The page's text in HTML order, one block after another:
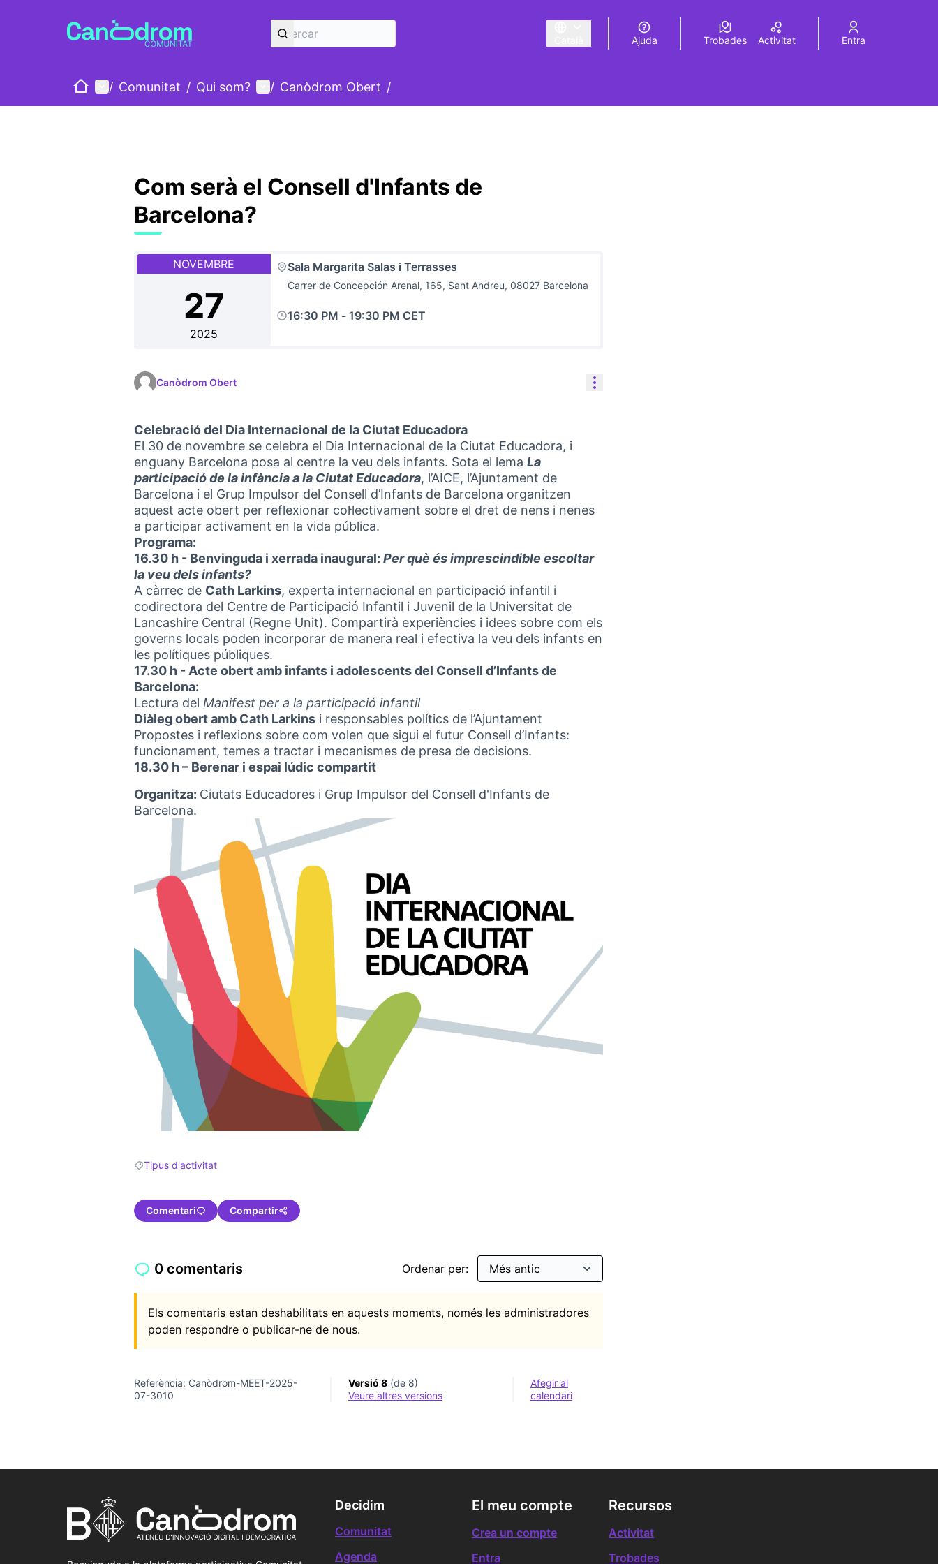
Triar la llengua Elegir el idioma Choose language
Ajuda Trobades Activitat Entra
IniciMenú principal
/ Comunitat / Qui som? Menú d'usuari
/ Canòdrom Obert /
Com serà el Consell d'Infants de
Barcelona?
NOVEMBRE
27
2025
Sala Margarita Salas i Terrasses
Carrer de Concepción Arenal, 165, Sant Andreu, 08027 Barcelona
16:30 PM - 19:30 PM CET
Canòdrom Obert Controls de recursos
Celebració del Dia Internacional de la Ciutat Educadora
El 30 de novembre se celebra el Dia Internacional de la Ciutat Educadora, i
enguany Barcelona posa al centre la veu dels infants. Sota el lema La
participació de la infància a la Ciutat Educadora, l’AICE, l’Ajuntament de
Barcelona i el Grup Impulsor del Consell d’Infants de Barcelona organitzen
aquest acte obert per reflexionar col·lectivament sobre el dret de nens i nenes
a participar activament en la vida pública.
Programa:
16.30 h - Benvinguda i xerrada inaugural: Per què és imprescindible escoltar
la veu dels infants?
A càrrec de Cath Larkins, experta internacional en participació infantil i
codirectora del Centre de Participació Infantil i Juvenil de la Universitat de
Lancashire Central (Regne Unit). Compartirà experiències i idees sobre com els
governs locals poden incorporar de manera real i efectiva la veu dels infants en
les polítiques públiques.
17.30 h - Acte obert amb infants i adolescents del Consell d’Infants de
Barcelona:
Lectura del Manifest per a la participació infantil
Diàleg obert amb Cath Larkins i responsables polítics de l’Ajuntament
Propostes i reflexions sobre com volen que sigui el futur Consell d’Infants:
funcionament, temes a tractar i mecanismes de presa de decisions.
18.30 h – Berenar i espai lúdic compartit
Organitza: Ciutats Educadores i Grup Impulsor del Consell d'Infants de
Barcelona.
Resultats en filtrar per: Tipus d'activitat
Tipus d'activitat
Comentari Compartir
0 comentaris Ordenar per:
Els comentaris estan deshabilitats en aquests moments, només les administradores
poden respondre o publicar-ne de nous.
Referència: Canòdrom-MEET-2025-
07-3010
Versió 8(de 8)
veure altres versions
Afegir al
calendari
Decidim
Comunitat
Agenda
El meu compte
Crea un compte
Entra
Recursos
Activitat
Trobades